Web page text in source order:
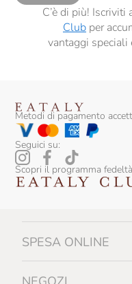
C’è di più!
Clubper
vantaggi speciali
Metodi di pagamento
Seguici su:
Scopri il programma
SPESA ONLINE